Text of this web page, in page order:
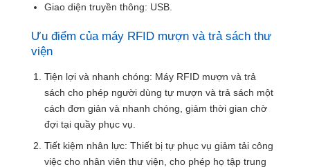
Giao diện truyền thông: USB.
Ưu điểm của máy RFID mượn và trả sách thư
viện
Tiện lợi và nhanh chóng: Máy RFID mượn và trả
sách cho phép người dùng tự mượn và trả sách một
cách đơn giản và nhanh chóng, giảm thời gian chờ
đợi tại quầy phục vụ.
Tiết kiệm nhân lực: Thiết bị tự phục vụ giảm tải công
việc cho nhân viên thư viện, cho phép họ tập trung